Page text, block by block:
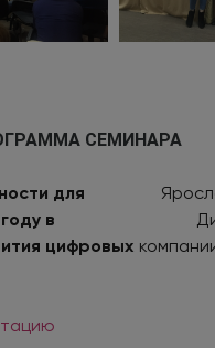
СЕМИНАРА
для
в
цифровых